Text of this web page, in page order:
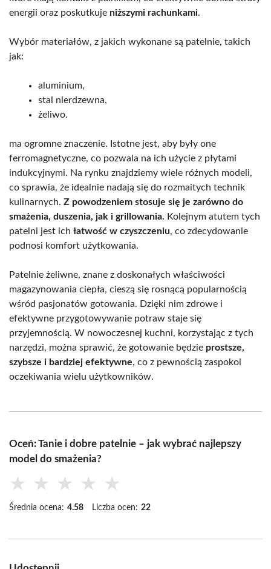
energii oraz poskutkuje niższymi rachunkami.
Wybór materiałów, z jakich wykonane są patelnie, takich
jak:
aluminium,
stal nierdzewna,
żeliwo.
ma ogromne znaczenie. Istotne jest, aby były one
ferromagnetyczne, co pozwala na ich użycie z płytami
indukcyjnymi. Na rynku znajdziemy wiele różnych modeli,
co sprawia, że idealnie nadają się do rozmaitych technik
kulinarnych. Z powodzeniem stosuje się je zarówno do
smażenia, duszenia, jak i grillowania. Kolejnym atutem tych
patelni jest ich łatwość w czyszczeniu, co zdecydowanie
podnosi komfort użytkowania.
Patelnie żeliwne, znane z doskonałych właściwości
magazynowania ciepła, cieszą się rosnącą popularnością
wśród pasjonatów gotowania. Dzięki nim zdrowe i
efektywne przygotowywanie potraw staje się
przyjemnością. W nowoczesnej kuchni, korzystając z tych
narzędzi, można sprawić, że gotowanie będzie prostsze,
szybsze i bardziej efektywne, co z pewnością zaspokoi
oczekiwania wielu użytkowników.
Oceń: Tanie i dobre patelnie – jak wybrać najlepszy
model do smażenia?
★ ★ ★ ★ ★
Średnia ocena: 4.58 Liczba ocen: 22